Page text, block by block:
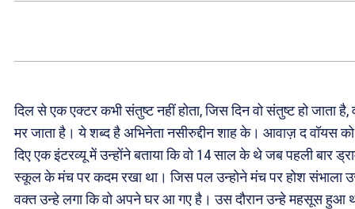
दिल से एक एक्टर कभी संतुष्ट नहीं होता, जिस दिन वो संतुष्ट हो जाता है,
मर जाता है। ये शब्द है अभिनेता नसीरुद्दीन शाह के। आवाज़ द वॉयस को
दिए एक इंटरव्यू में उन्होंने बताया कि वो 14 साल के थे जब पहली बार
स्कूल के मंच पर कदम रखा था। जिस पल उन्होने मंच पर होश संभाला
वक्त उन्हे लगा कि वो अपने घर आ गए है। उस दौरान उन्हे महसूस हुआ